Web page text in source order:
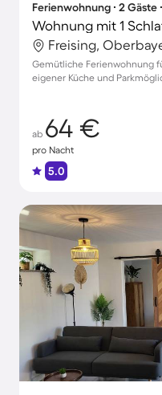
Ferienwohnung ∙ 2 Gäste
Wohnung mit 1
Freising,
Gemütliche Ferienwohnung
eigener Küche und
ab 64 €
pro Nacht
5.0